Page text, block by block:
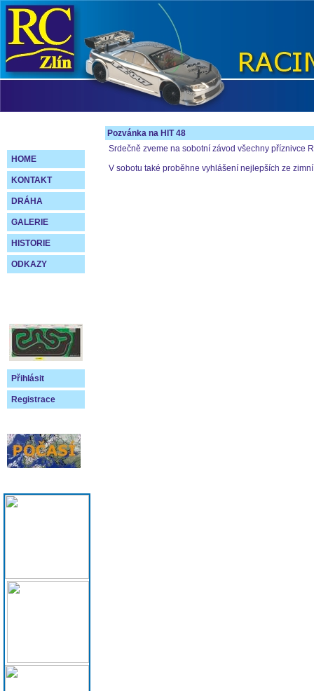
HOME
KONTAKT
DRÁHA
GALERIE
HISTORIE
ODKAZY
Přihlásit
Registrace
Pozvánka na HIT 48
Srdečně zveme na sobotní závod všechny příznivce
V sobotu také proběhne vyhlášení nejlepších ze